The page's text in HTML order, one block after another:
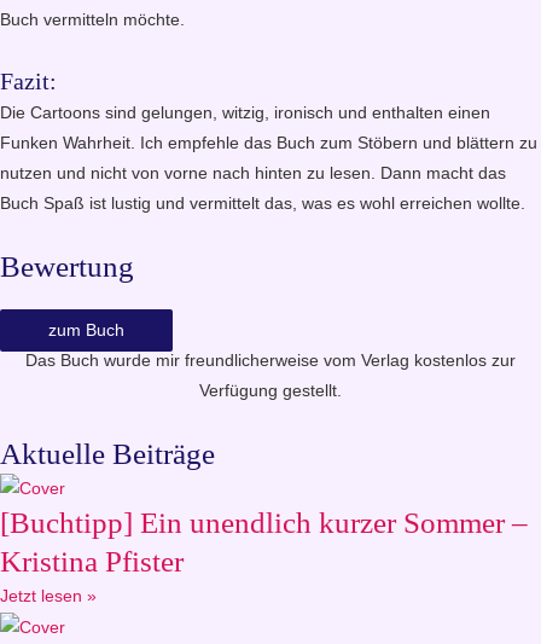
Buch vermitteln möchte.
Fazit:
Die Cartoons sind gelungen, witzig, ironisch und enthalten einen
Funken Wahrheit. Ich empfehle das Buch zum Stöbern und blättern zu
nutzen und nicht von vorne nach hinten zu lesen. Dann macht das
Buch Spaß ist lustig und vermittelt das, was es wohl erreichen wollte.
Bewertung
zum Buch
Das Buch wurde mir freundlicherweise vom Verlag kostenlos zur
Verfügung gestellt.
Aktuelle Beiträge
[Buchtipp] Ein unendlich kurzer Sommer –
Kristina Pfister
Jetzt lesen »